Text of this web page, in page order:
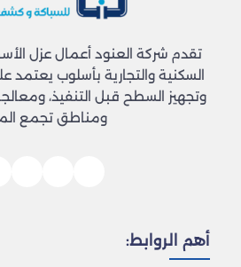
تقدم شركة العنود أعمال عزل
السكنية والتجارية بأسلوب يعتمد
وتجهيز السطح قبل التنفيذ،
ومناطق تجمع
أهم الروابط: